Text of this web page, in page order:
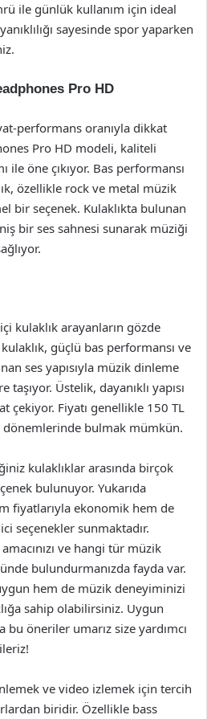
ile günlük kullanım için ideal
sayesinde spor yaparken
Pro HD
performans oranıyla dikkat
Pro HD modeli, kaliteli
ile öne çıkıyor. Bas performansı
özellikle rock ve metal müzik
bir seçenek. Kulaklıkta bulunan
bir ses sahnesi sunarak müziği
kulaklık arayanların gözde
güçlü bas performansı ve
ses yapısıyla müzik dinleme
Üstelik, dayanıklı yapısı
çekiyor. Fiyatı genellikle 150 TL
dönemlerinde bulmak mümkün.
kulaklıklar arasında birçok
bulunuyor. Yukarıda
fiyatlarıyla ekonomik hem de
seçenekler sunmaktadır.
ve hangi tür müzik
bulundurmanızda fayda var.
hem de müzik deneyiminizi
sahip olabilirsiniz. Uygun
bu öneriler umarız size yardımcı
ve video izlemek için tercih
biridir. Özellikle bass